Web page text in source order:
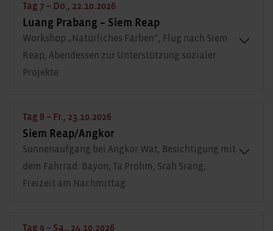
Tag 7 – Do., 22.10.2026
Luang Prabang – Siem Reap
Workshop „Natürliches Färben“, Flug nach Siem
Reap, Abendessen zur Unterstützung sozialer
Projekte
Tag 8 – Fr., 23.10.2026
Siem Reap/Angkor
Sonnenaufgang bei Angkor Wat, Besichtigung mit
dem Fahrrad: Bayon, Ta Prohm, Srah Srang,
Freizeit am Nachmittag
Tag 9 – Sa., 24.10.2026